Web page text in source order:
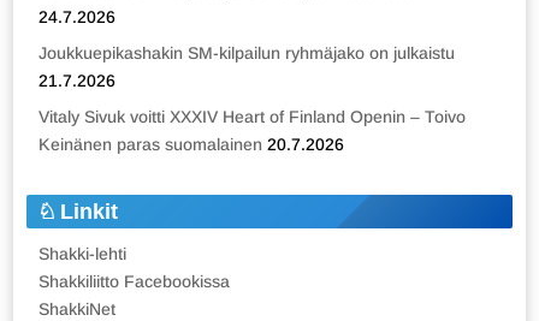
24.7.2026
Joukkuepikashakin SM-kilpailun ryhmäjako on julkaistu
21.7.2026
Vitaly Sivuk voitti XXXIV Heart of Finland Openin – Toivo
Keinänen paras suomalainen 20.7.2026
Linkit
Shakki-lehti
Shakkiliitto Facebookissa
ShakkiNet